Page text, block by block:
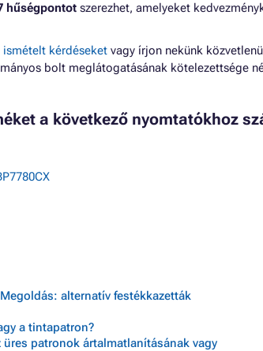
hűségpontot szerezhet, amelyeket
ismételt kérdéseket vagy írjon nekünk
bolt meglátogatásának kötelezettsége
a következő nyomtatókhoz
alternatív festékkazetták
a tintapatron?
patronok ártalmatlanításának vagy